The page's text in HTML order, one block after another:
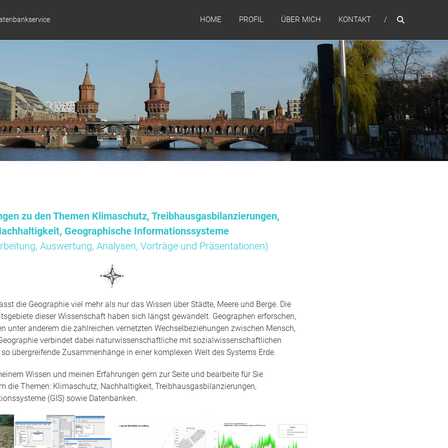
HOME PROFIL ÜBER MICH KONTAKT
zu den Themen Klimaschutz, Treibhausgasbilanzierungen,
Geographische Informationssysteme
Auswertung, Analysen, Vorträge und Präsentationen)
die Geographie viel mehr als nur das Wissen über Städte, Meere und Berge. Die
dieser Wissenschaft haben sich längst gewandelt. Geographen erforschen,
unter anderem die zahlreichen vernetzten Wechselbeziehungen zwischen Mensch,
verbindet dabei naturwissenschaftliche mit sozialwissenschaftlichen
übergreifende Zusammenhänge in einer komplexen Welt des Systems Erde.
Wissen und meinen Erfahrungen gern zur Seite und bearbeite für Sie
die Themen: Klimaschutz, Nachhaltigkeit, Treibhausgasbilanzierungen,
(GIS) sowie Datenbanken.